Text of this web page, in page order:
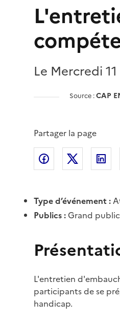
Le Mercredi
Source :CAP
Partager la page
Partager
Type d’événement :
Publics :Grand public
L'entretien
participants de se
handicap.